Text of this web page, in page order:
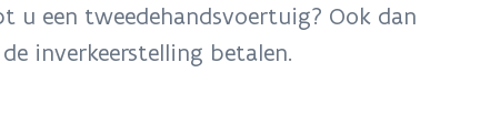
u een tweedehandsvoertuig? Ook dan
inverkeerstelling betalen.